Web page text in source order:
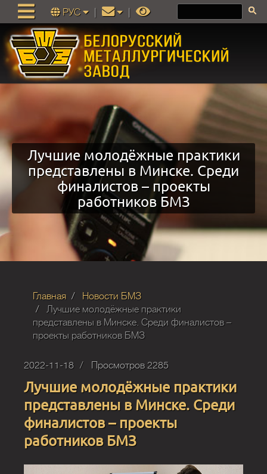
РУС
Лучшие молодёжные практики
представлены в Минске. Среди
финалистов – проекты
работников БМЗ
Главная
Новости БМЗ
Лучшие молодёжные практики
представлены в Минске. Среди финалистов –
проекты работников БМЗ
2022-11-18 Просмотров 2285
Лучшие молодёжные практики
представлены в Минске. Среди
финалистов – проекты
работников БМЗ